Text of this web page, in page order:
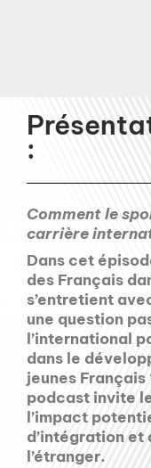
:
Comment le
carrière
Dans cet
des Français
s’entretient
une question
l’international
dans le
jeunes
podcast invite
l’impact
d’intégration
l’étranger.